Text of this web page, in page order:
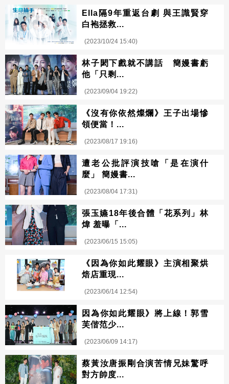
Ella隔9年重返台劇 與王識賢穿
白袍拯救...
(2023/10/24 15:40)
林子閎下戲就不講話 簡嫚書虧
他「只剩...
(2023/09/04 19:22)
《沒有你依然燦爛》王子出場慘
領便當！...
(2023/08/17 19:16)
遭老公批評演技嗆「是在演什
麼」 簡嫚書...
(2023/08/04 17:31)
張玉嬿18年後合體「花系列」林
煒 羞曝「...
(2023/06/15 15:05)
《因為你如此耀眼》主演相聚烘
焙店重現...
(2023/06/14 12:54)
因為你如此耀眼》將上線！郭雪
芙偕范少...
(2023/06/09 14:17)
蔡黃汝唐振剛合演苦情兄妹驚呼
對方帥度...